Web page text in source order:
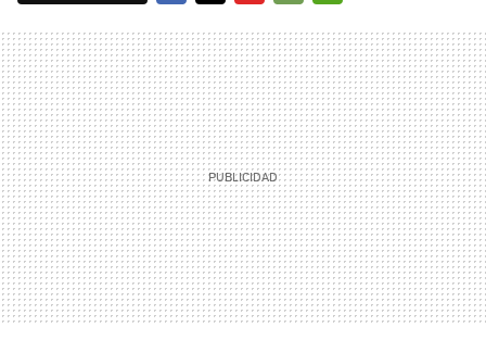
MAIL